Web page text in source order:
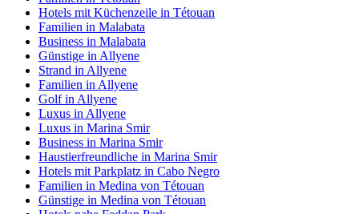
Hotels mit Küchenzeile in Tétouan
Familien in Malabata
Business in Malabata
Günstige in Allyene
Strand in Allyene
Familien in Allyene
Golf in Allyene
Luxus in Allyene
Luxus in Marina Smir
Business in Marina Smir
Haustierfreundliche in Marina Smir
Hotels mit Parkplatz in Cabo Negro
Familien in Medina von Tétouan
Günstige in Medina von Tétouan